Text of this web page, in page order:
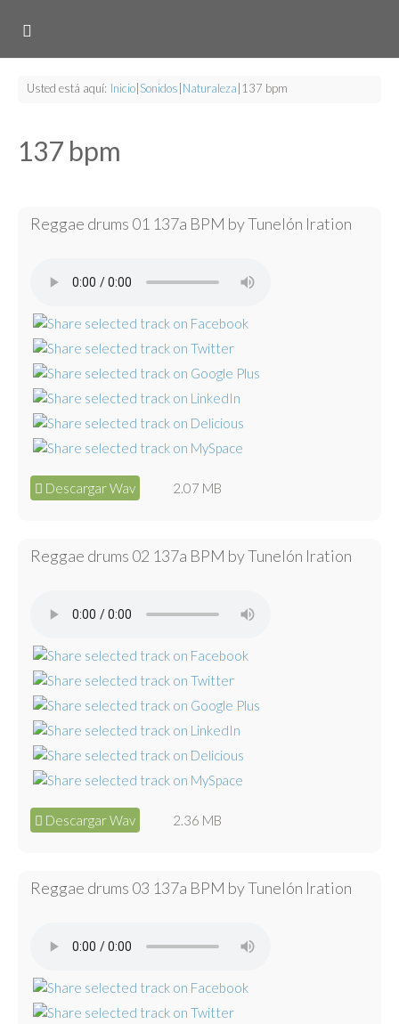
Usted está aquí: Inicio Sonidos Naturaleza 137 bpm
137 bpm
Reggae drums 01 137a BPM by Tunelón Iration
Descargar Wav 2.07 MB
Reggae drums 02 137a BPM by Tunelón Iration
Descargar Wav 2.36 MB
Reggae drums 03 137a BPM by Tunelón Iration